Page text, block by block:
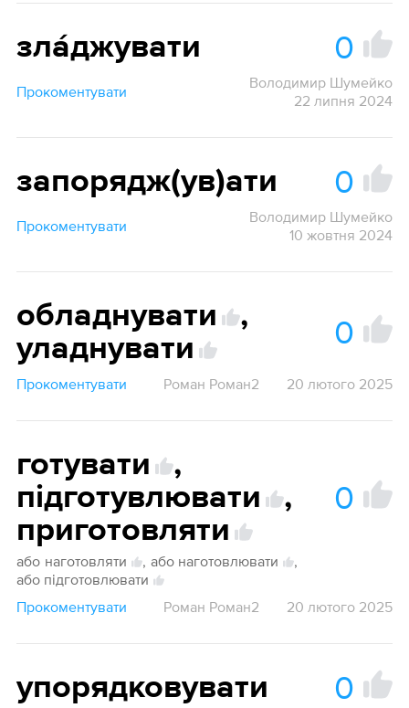
зла́джувати 0
Прокоментувати
Володимир Шумейко
22 липня 2024
запорядж(ув)ати 0
Прокоментувати
Володимир Шумейко
10 жовтня 2024
обладнувати
,
уладнувати
0
Прокоментувати Роман Роман2 20 лютого 2025
готувати
,
підготувлювати
,
приготовляти
0
або наготовляти , або наготовлювати
,
або підготовлювати
Прокоментувати
Роман Роман2 20 лютого 2025
упорядковувати 0